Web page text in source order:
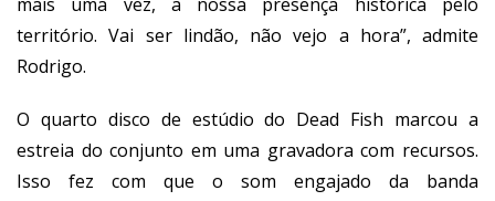
mais uma vez, a nossa presença histórica pelo
território. Vai ser lindão, não vejo a hora”, admite
Rodrigo.
O quarto disco de estúdio do Dead Fish marcou a
estreia do conjunto em uma gravadora com recursos.
Isso fez com que o som engajado da banda